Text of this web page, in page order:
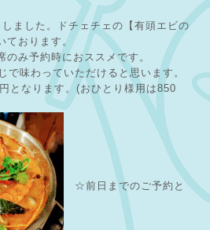
ました。ドチェチェの【有頭エビの
ております。
み予約時におススメです。
で味わっていただけると思います。
となります。(おひとり様用は850
☆前日までのご予約と